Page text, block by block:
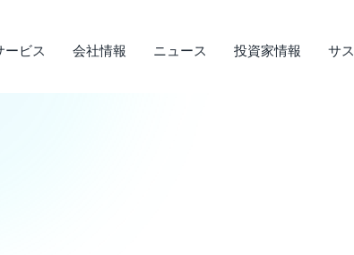
ービス 会社情報 ニュース 投資家情報 サ